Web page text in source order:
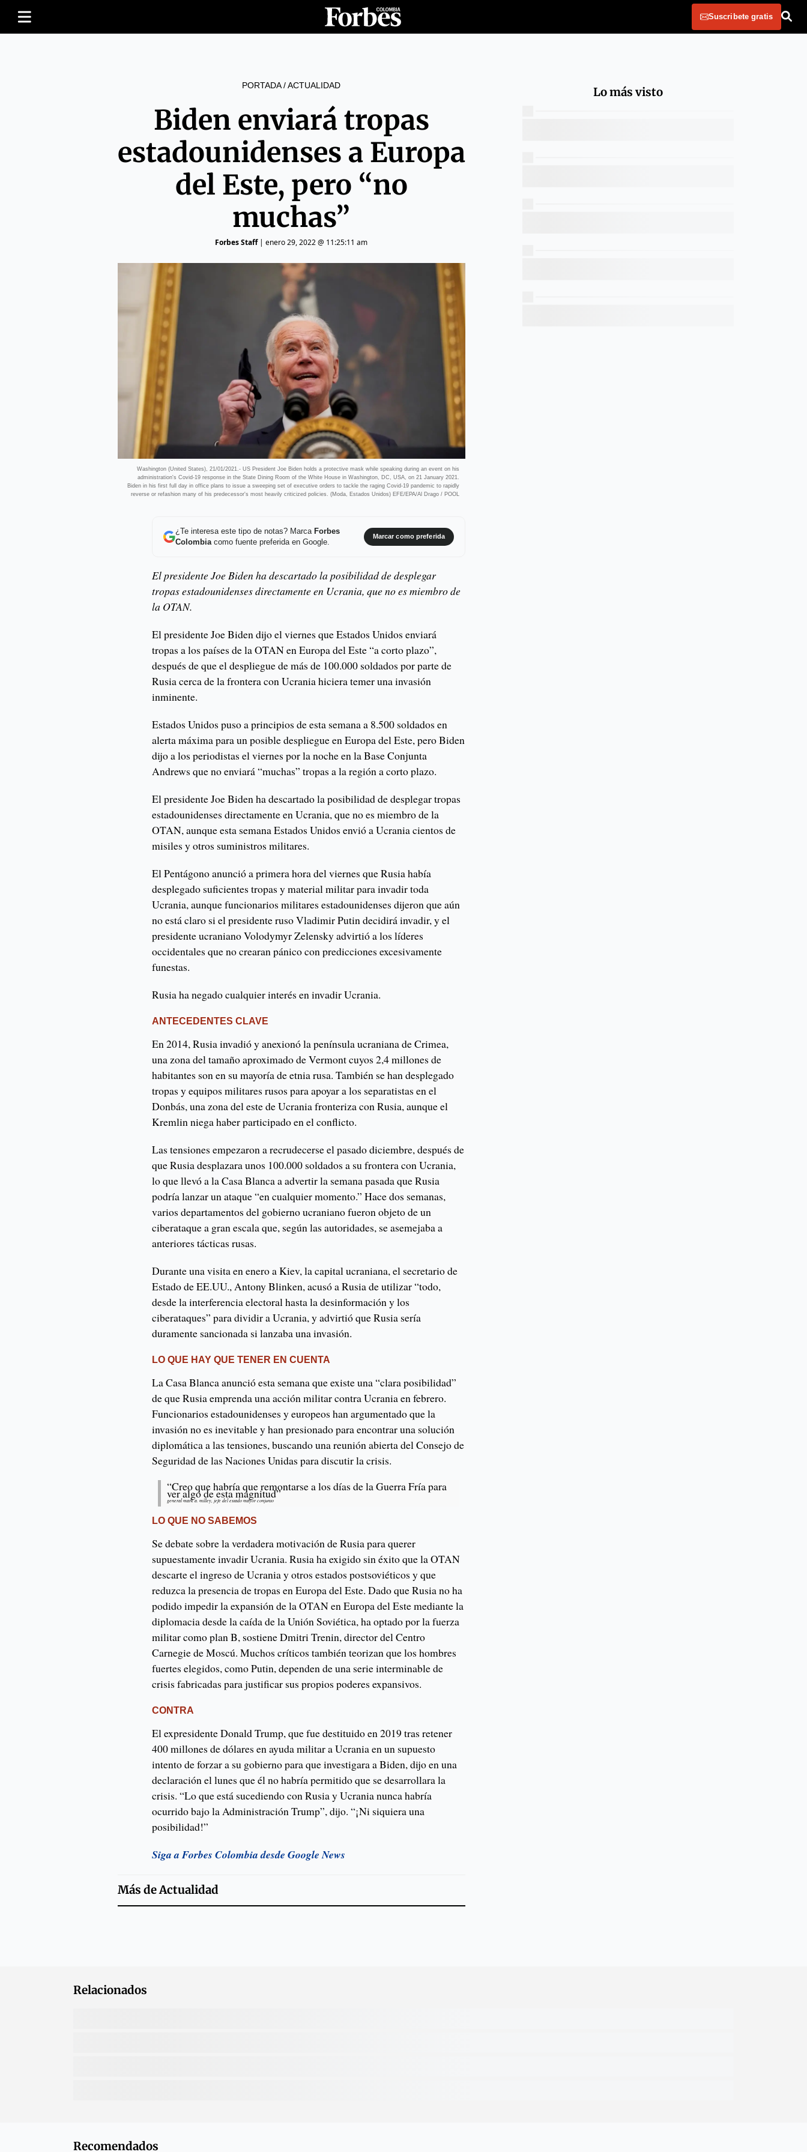
Suscribete gratis
PORTADA/ACTUALIDAD
Biden enviará tropas
estadounidenses a Europa
del Este, pero “no
muchas”
Forbes Staff| enero 29, 2022 @ 11:25:11 am
Washington (United States), 21/01/2021.- US President Joe Biden holds a protective mask while speaking during an event on his
administration's Covid-19 response in the State Dining Room of the White House in Washington, DC, USA, on 21 January 2021.
Biden in his first full day in office plans to issue a sweeping set of executive orders to tackle the raging Covid-19 pandemic to rapidly
reverse or refashion many of his predecessor's most heavily criticized policies. (Moda, Estados Unidos) EFE/EPA/Al Drago / POOL
¿Te interesa este tipo de notas? Marca Forbes
Colombiacomo fuente preferida en Google.
Marcar como preferida
El presidente Joe Biden ha descartado la posibilidad de desplegar
tropas estadounidenses directamente en Ucrania, que no es miembro de
la OTAN.
El presidente Joe Biden dijo el viernes que Estados Unidos enviará
tropas a los países de la OTAN en Europa del Este “a corto plazo”,
después de que el despliegue de más de 100.000 soldados por parte de
Rusia cerca de la frontera con Ucrania hiciera temer una invasión
inminente.
Estados Unidos puso a principios de esta semana a 8.500 soldados en
alerta máxima para un posible despliegue en Europa del Este, pero Biden
dijo a los periodistas el viernes por la noche en la Base Conjunta
Andrews que no enviará “muchas” tropas a la región a corto plazo.
El presidente Joe Biden ha descartado la posibilidad de desplegar tropas
estadounidenses directamente en Ucrania, que no es miembro de la
OTAN, aunque esta semana Estados Unidos envió a Ucrania cientos de
misiles y otros suministros militares.
El Pentágono anunció a primera hora del viernes que Rusia había
desplegado suficientes tropas y material militar para invadir toda
Ucrania, aunque funcionarios militares estadounidenses dijeron que aún
no está claro si el presidente ruso Vladimir Putin decidirá invadir, y el
presidente ucraniano Volodymyr Zelensky advirtió a los líderes
occidentales que no crearan pánico con predicciones excesivamente
funestas.
Rusia ha negado cualquier interés en invadir Ucrania.
ANTECEDENTES CLAVE
En 2014, Rusia invadió y anexionó la península ucraniana de Crimea,
una zona del tamaño aproximado de Vermont cuyos 2,4 millones de
habitantes son en su mayoría de etnia rusa. También se han desplegado
tropas y equipos militares rusos para apoyar a los separatistas en el
Donbás, una zona del este de Ucrania fronteriza con Rusia, aunque el
Kremlin niega haber participado en el conflicto.
Las tensiones empezaron a recrudecerse el pasado diciembre, después de
que Rusia desplazara unos 100.000 soldados a su frontera con Ucrania,
lo que llevó a la Casa Blanca a advertir la semana pasada que Rusia
podría lanzar un ataque “en cualquier momento.” Hace dos semanas,
varios departamentos del gobierno ucraniano fueron objeto de un
ciberataque a gran escala que, según las autoridades, se asemejaba a
anteriores tácticas rusas.
Durante una visita en enero a Kiev, la capital ucraniana, el secretario de
Estado de EE.UU., Antony Blinken, acusó a Rusia de utilizar “todo,
desde la interferencia electoral hasta la desinformación y los
ciberataques” para dividir a Ucrania, y advirtió que Rusia sería
duramente sancionada si lanzaba una invasión.
LO QUE HAY QUE TENER EN CUENTA
La Casa Blanca anunció esta semana que existe una “clara posibilidad”
de que Rusia emprenda una acción militar contra Ucrania en febrero.
Funcionarios estadounidenses y europeos han argumentado que la
invasión no es inevitable y han presionado para encontrar una solución
diplomática a las tensiones, buscando una reunión abierta del Consejo de
Seguridad de las Naciones Unidas para discutir la crisis.
“Creo que habría que remontarse a los días de la Guerra Fría para
ver algo de esta magnitud”
general mark a. milley, jefe del estado mayor conjunto
LO QUE NO SABEMOS
Se debate sobre la verdadera motivación de Rusia para querer
supuestamente invadir Ucrania. Rusia ha exigido sin éxito que la OTAN
descarte el ingreso de Ucrania y otros estados postsoviéticos y que
reduzca la presencia de tropas en Europa del Este. Dado que Rusia no ha
podido impedir la expansión de la OTAN en Europa del Este mediante la
diplomacia desde la caída de la Unión Soviética, ha optado por la fuerza
militar como plan B, sostiene Dmitri Trenin, director del Centro
Carnegie de Moscú. Muchos críticos también teorizan que los hombres
fuertes elegidos, como Putin, dependen de una serie interminable de
crisis fabricadas para justificar sus propios poderes expansivos.
CONTRA
El expresidente Donald Trump, que fue destituido en 2019 tras retener
400 millones de dólares en ayuda militar a Ucrania en un supuesto
intento de forzar a su gobierno para que investigara a Biden, dijo en una
declaración el lunes que él no habría permitido que se desarrollara la
crisis. “Lo que está sucediendo con Rusia y Ucrania nunca habría
ocurrido bajo la Administración Trump”, dijo. “¡Ni siquiera una
posibilidad!”
Siga a Forbes Colombia desde Google News
Más deActualidad
Lo más visto
Relacionados
Recomendados